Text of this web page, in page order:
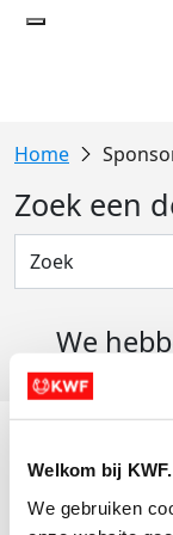
Welkom bij
We gebruiken
Zoek een
We